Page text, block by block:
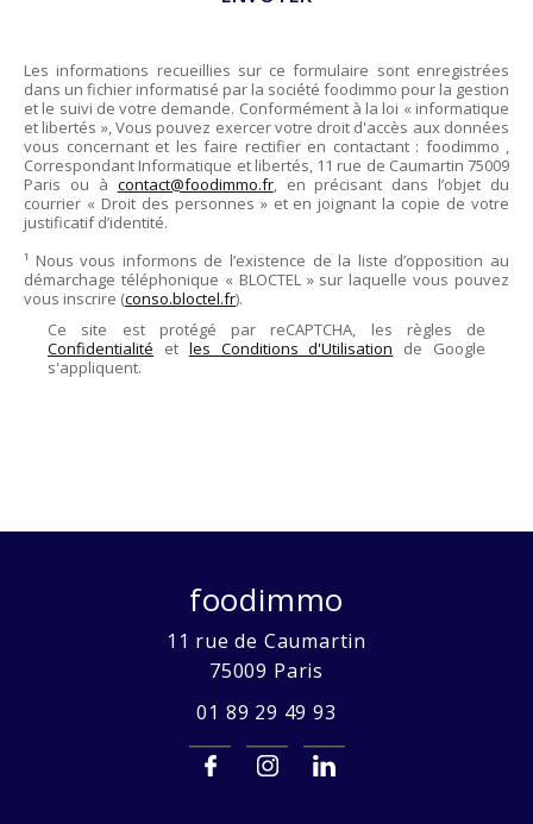
Les informations recueillies sur ce formulaire sont enregistrées
dans un fichier informatisé par la société foodimmo pour la gestion
et le suivi de votre demande. Conformément à la loi « informatique
et libertés », Vous pouvez exercer votre droit d'accès aux données
vous concernant et les faire rectifier en contactant : foodimmo ,
Correspondant Informatique et libertés, 11 rue de Caumartin 75009
Paris ou à contact@foodimmo.fr, en précisant dans l’objet du
courrier « Droit des personnes » et en joignant la copie de votre
justificatif d’identité.
¹ Nous vous informons de l’existence de la liste d’opposition au
démarchage téléphonique « BLOCTEL » sur laquelle vous pouvez
vous inscrire (conso.bloctel.fr).
Ce site est protégé par reCAPTCHA, les règles de
Confidentialité et les Conditions d'Utilisation de Google
s'appliquent.
foodimmo
11 rue de Caumartin
75009 Paris
01 89 29 49 93